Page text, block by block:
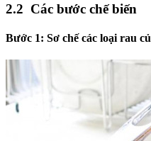
2.2 Các bước chế biến
Bước 1: Sơ chế các loại rau củ